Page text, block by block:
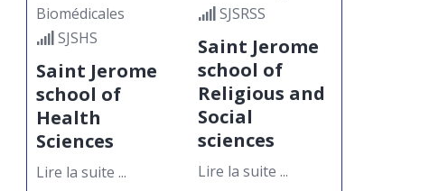
Biomédicales
SJSHS
Saint Jerome
school of
Health
Sciences
Lire la suite ...
SJSRSS
Saint Jerome
school of
Religious and
Social
sciences
Lire la suite ...
11
MAI
Entrepreneuriat
dans la peinture au
Cameroun : retour
sur la conférence du
22 avril 2026 à Saint
Jérôme de Douala
Le mercredi 22 avril 2026,